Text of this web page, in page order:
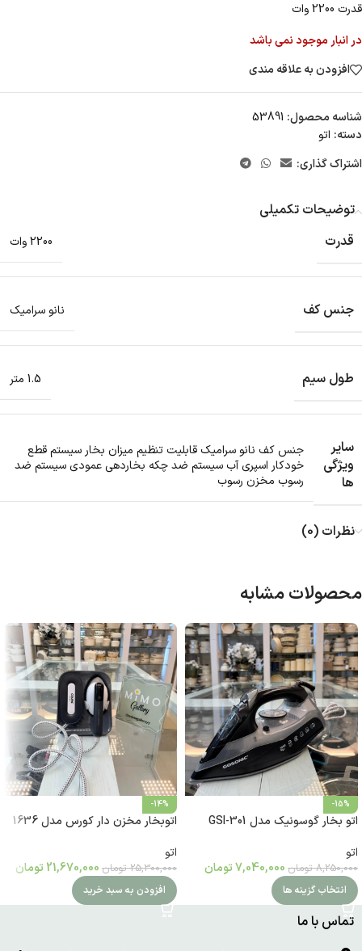
قدرت 2200 وات
در انبار موجود نمی باشد
افزودن به علاقه مندی
شناسه محصول: 53891
دسته: اتو
اشتراک گذاری:
توضیحات تکمیلی
قدرت
2200 وات
جنس کف نانو سرامیک
طول سیم 1.5 متر
سایر
ویژگی
ها
جنس کف نانو سرامیک قابلیت تنظیم میزان بخار سیستم قطع
خودکار اسپری آب سیستم ضد چکه بخاردهی عمودی سیستم ضد
رسوب مخزن رسوب
نظرات (0)
محصولات مشابه
-15%
اتو بخار گوسونیک مدل GSI-301
اتو
8,250,000 تومان 7,040,000تومان
انتخاب گزینه ها
-14%
اتوبخار مخزن دار کورس مدل 1636
اتو
25,300,000 تومان 21,670,000 تومان
افزودن به سبد خرید
تماس با ما